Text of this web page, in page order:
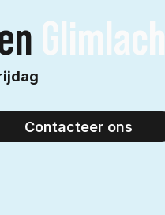
Glimlach
Contacteer ons